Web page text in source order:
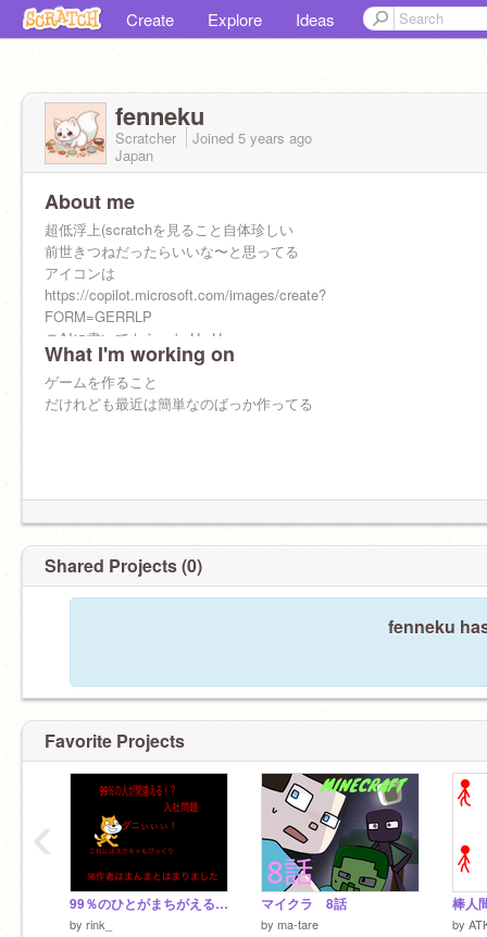
Create Explore Ideas
fenneku
Scratcher Joined 5 years ago
Japan
About me
超低浮上(scratchを見ること自体珍しい
前世きつねだったらいいな〜と思ってる
アイコンは
https://copilot.microsoft.com/images/create?
FORM=GERRLP
のAIに書いてもらった UmU
AIすっげぇ
:)
中学生
What I'm working on
ゲームを作ること
だけれども最近は簡単なのばっか作ってる
Shared Projects (0)
fenneku
Favorite Projects
99％のひとがまちがえる！？入社問題
by rink_
マイクラ 8話
by ma-tare
棒人
by
‹